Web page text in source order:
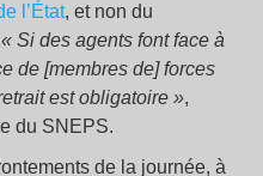
l’État, et non du
« Si des agents font face à
de [membres de] forces
est obligatoire »,
du SNEPS.
de la journée, à